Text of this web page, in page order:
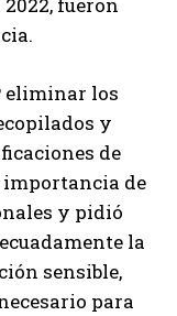
eliminar los
y
de
de
y pidió
la
sensible,
para